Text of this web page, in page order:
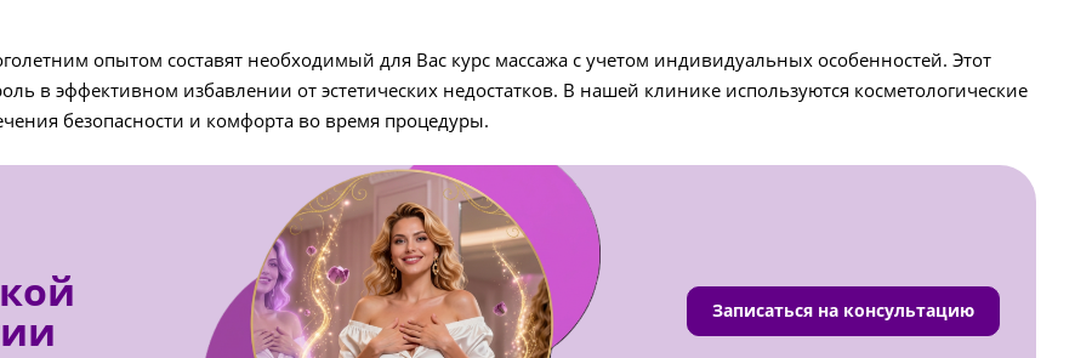
опытом составят необходимый для Вас курс массажа с учетом индивидуальных особенностей. Этот
в эффективном избавлении от эстетических недостатков. В нашей клинике используются косметологические
безопасности и комфорта во время процедуры.
Записаться на консультацию